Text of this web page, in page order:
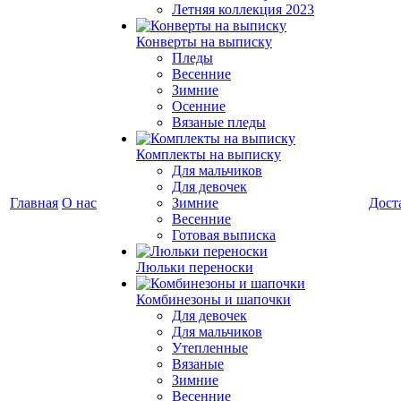
Главная О нас
Летняя коллекция 2023
Конверты на выписку
Пледы
Весенние
Зимние
Осенние
Вязаные пледы
Комплекты на выписку
Для мальчиков
Для девочек
Зимние
Весенние
Готовая выписка
Люльки переноски
Комбинезоны и шапочки
Для девочек
Для мальчиков
Утепленные
Вязаные
Зимние
Весенние